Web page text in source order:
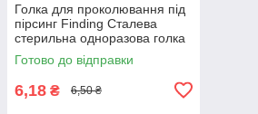
Голка для проколювання під
пірсинг Finding Сталева
стерильна одноразова голка
12G Сталистий 2 мм
Готово до відправки
6,18 ₴ 6,50 ₴